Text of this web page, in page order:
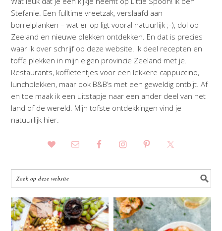
Stefanie. Een fulltime vreetzak, verslaafd aan
borrelplanken – wat er op ligt vooral natuurlijk ;-), dol op
Zeeland en nieuwe plekken ontdekken. En dat is precies
waar ik over schrijf op deze website. Ik deel recepten en
toffe plekken in mijn eigen provincie Zeeland met je.
Restaurants, koffietentjes voor een lekkere cappuccino,
lunchplekken, maar ook B&B’s met een geweldig ontbijt. Af
en toe maak ik een uitstapje naar een ander deel van het
land of de wereld. Mijn tofste ontdekkingen vind je
natuurlijk hier.